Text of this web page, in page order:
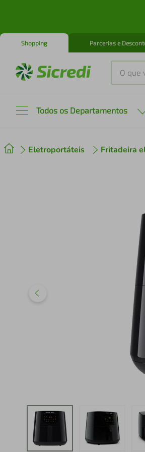
Shopping Parcerias e
O que
Todos os Departamentos
Eletroportáteis Fritadeira
2º
iphone